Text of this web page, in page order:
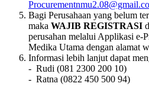
Bagi Perusahaan yang belum
maka WAJIB REGISTRASI
perusahan melalui Applikasi e-
Medika Utama dengan alamat
Informasi lebih lanjut dapat
- Rudi (081 2300 200 10)
- Ratna (0822 450 500 94)